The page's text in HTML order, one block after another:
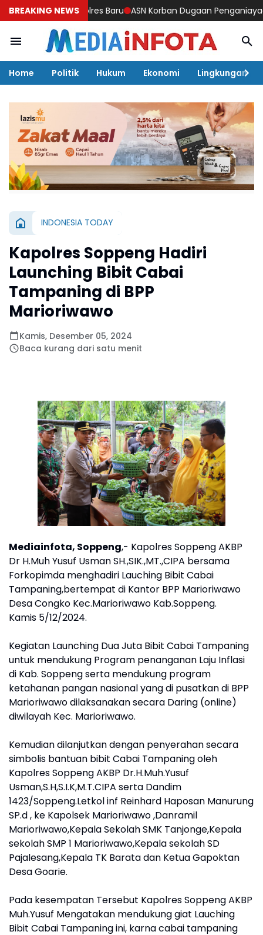
BREAKING NEWS
Kapolres Baru ASN Korban Dugaan Penganiayaan
Home Politik Hukum Ekonomi Lingkungan
INDONESIA TODAY
Kapolres Soppeng Hadiri
Launching Bibit Cabai
Tampaning di BPP
Marioriwawo
Kamis, Desember 05, 2024
Baca kurang dari satu menit
Mediainfota, Soppeng,- Kapolres Soppeng AKBP
Dr H.Muh Yusuf Usman SH.,SIK.,MT.,CIPA bersama
Forkopimda menghadiri Lauching Bibit Cabai
Tampaning,bertempat di Kantor BPP Marioriwawo
Desa Congko Kec.Marioriwawo Kab.Soppeng.
Kamis 5/12/2024.
Kegiatan Launching Dua Juta Bibit Cabai Tampaning
untuk mendukung Program penanganan Laju Inflasi
di Kab. Soppeng serta mendukung program
ketahanan pangan nasional yang di pusatkan di BPP
Marioriwawo dilaksanakan secara Daring (online)
diwilayah Kec. Marioriwawo.
Kemudian dilanjutkan dengan penyerahan secara
simbolis bantuan bibit Cabai Tampaning oleh
Kapolres Soppeng AKBP Dr.H.Muh.Yusuf
Usman,S.H,S.I.K,M.T.CIPA serta Dandim
1423/Soppeng.Letkol inf Reinhard Haposan Manurung
SP.d , ke Kapolsek Marioriwawo ,Danramil
Marioriwawo,Kepala Sekolah SMK Tanjonge,Kepala
sekolah SMP 1 Marioriwawo,Kepala sekolah SD
Pajalesang,Kepala TK Barata dan Ketua Gapoktan
Desa Goarie.
Pada kesempatan Tersebut Kapolres Soppeng AKBP
Muh.Yusuf Mengatakan mendukung giat Lauching
Bibit Cabai Tampaning ini, karna cabai tampaning